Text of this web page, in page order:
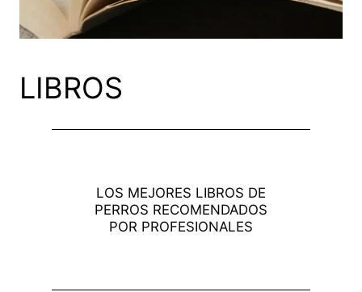
LIBROS
LOS MEJORES LIBROS DE
PERROS RECOMENDADOS
POR PROFESIONALES